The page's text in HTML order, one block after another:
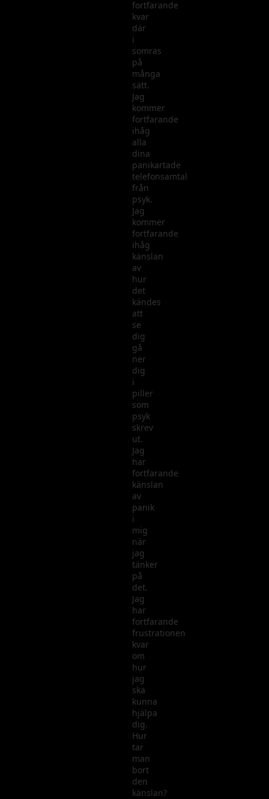
fortfarande
kvar
där
i
somras
på
många
sätt.
Jag
kommer
fortfarande
ihåg
alla
dina
panikartade
telefonsamtal
från
psyk.
Jag
kommer
fortfarande
ihåg
känslan
av
hur
det
kändes
att
se
dig
gå
ner
dig
i
piller
som
psyk
skrev
ut.
Jag
har
fortfarande
känslan
av
panik
i
mig
när
jag
tänker
på
det.
Jag
har
fortfarande
frustrationen
kvar
om
hur
jag
ska
kunna
hjälpa
dig.
Hur
tar
man
bort
den
känslan?